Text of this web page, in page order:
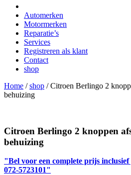
Automerken
Motormerken
Reparatie’s
Services
Registreren als klant
Contact
shop
Home /shop /Citroen Berlingo 2
behuizing
Citroen Berlingo 2 knoppen
behuizing
"Bel voor een complete prijs
072-5723101"